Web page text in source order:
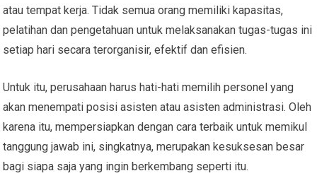
atau tempat kerja. Tidak semua orang memiliki kapasitas,
pelatihan dan pengetahuan untuk melaksanakan tugas-tugas ini
setiap hari secara terorganisir, efektif dan efisien.
Untuk itu, perusahaan harus hati-hati memilih personel yang
akan menempati posisi asisten atau asisten administrasi. Oleh
karena itu, mempersiapkan dengan cara terbaik untuk memikul
tanggung jawab ini, singkatnya, merupakan kesuksesan besar
bagi siapa saja yang ingin berkembang seperti itu.